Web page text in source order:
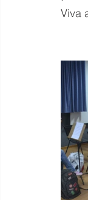
Viva